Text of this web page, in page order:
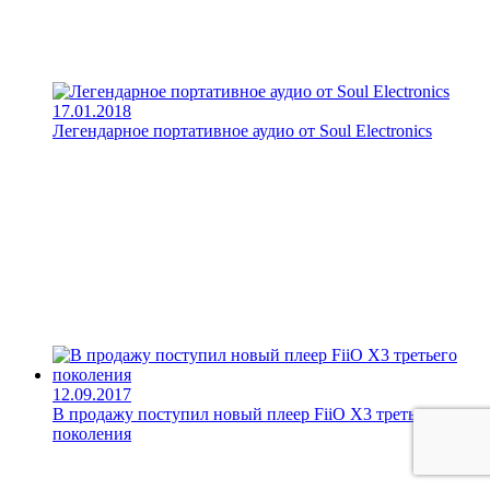
17.01.2018
Легендарное портативное аудио от Soul Electronics
12.09.2017
В продажу поступил новый плеер FiiO X3 третьего
поколения